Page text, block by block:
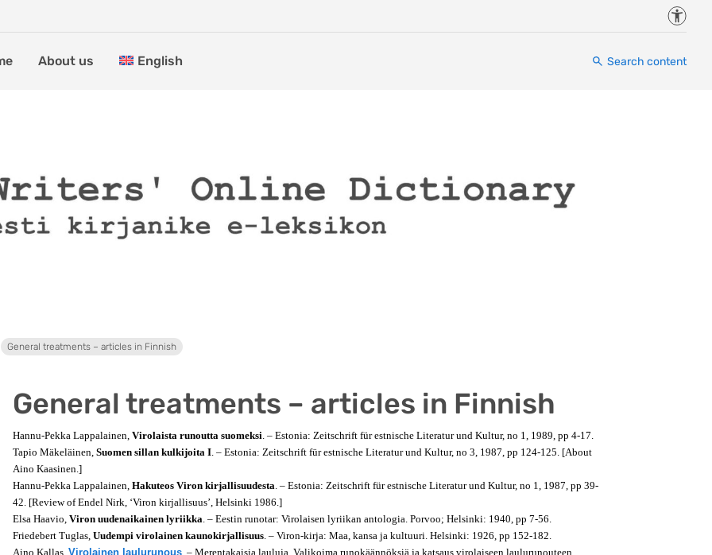
About us English Search content
General treatments – articles in Finnish
General treatments – articles in Finnish
Hannu-Pekka Lappalainen, Virolaista runoutta suomeksi. – Estonia: Zeitschrift für estnische Literatur und Kultur, no 1, 1989, pp 4-17.
Tapio Mäkeläinen, Suomen sillan kulkijoita I. – Estonia: Zeitschrift für estnische Literatur und Kultur, no 3, 1987, pp 124-125. [About
Aino Kaasinen.]
Hannu-Pekka Lappalainen, Hakuteos Viron kirjallisuudesta. – Estonia: Zeitschrift für estnische Literatur und Kultur, no 1, 1987, pp 39-
42. [Review of Endel Nirk, ‘Viron kirjallisuus’, Helsinki 1986.]
Elsa Haavio, Viron uudenaikainen lyriikka. – Eestin runotar: Virolaisen lyriikan antologia. Porvoo; Helsinki: 1940, pp 7-56.
Friedebert Tuglas, Uudempi virolainen kaunokirjallisuus. – Viron-kirja: Maa, kansa ja kultuuri. Helsinki: 1926, pp 152-182.
Aino Kallas, Virolainen laulurunous. – Merentakaisia lauluja. Valikoima runokäännöksiä ja katsaus virolaiseen laulurunouteen.